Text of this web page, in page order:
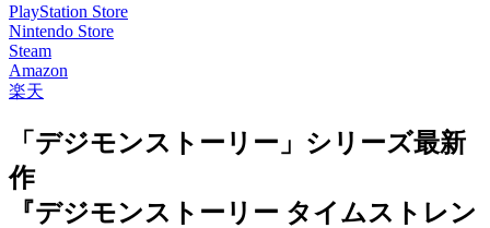
PlayStation Store
Nintendo Store
Steam
Amazon
楽天
「デジモンストーリー」シリーズ最新
作
『デジモンストーリー タイムストレン